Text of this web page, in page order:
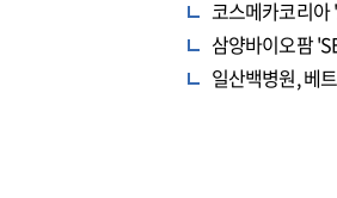
코스메카코리
삼양바이오팜
일산백병원, 베